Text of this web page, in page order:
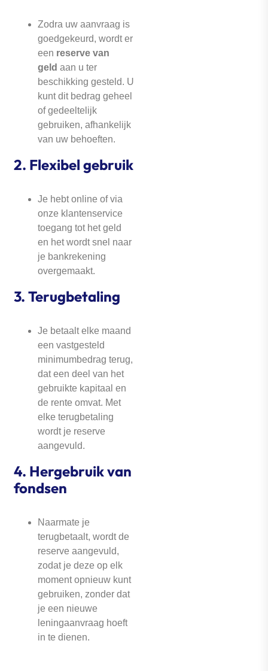
Zodra uw aanvraag is
goedgekeurd, wordt er
een reserve van
geld aan u ter
beschikking gesteld. U
kunt dit bedrag geheel
of gedeeltelijk
gebruiken, afhankelijk
van uw behoeften.
2. Flexibel gebruik
Je hebt online of via
onze klantenservice
toegang tot het geld
en het wordt snel naar
je bankrekening
overgemaakt.
3. Terugbetaling
Je betaalt elke maand
een vastgesteld
minimumbedrag terug,
dat een deel van het
gebruikte kapitaal en
de rente omvat. Met
elke terugbetaling
wordt je reserve
aangevuld.
4. Hergebruik van
fondsen
Naarmate je
terugbetaalt, wordt de
reserve aangevuld,
zodat je deze op elk
moment opnieuw kunt
gebruiken, zonder dat
je een nieuwe
leningaanvraag hoeft
in te dienen.